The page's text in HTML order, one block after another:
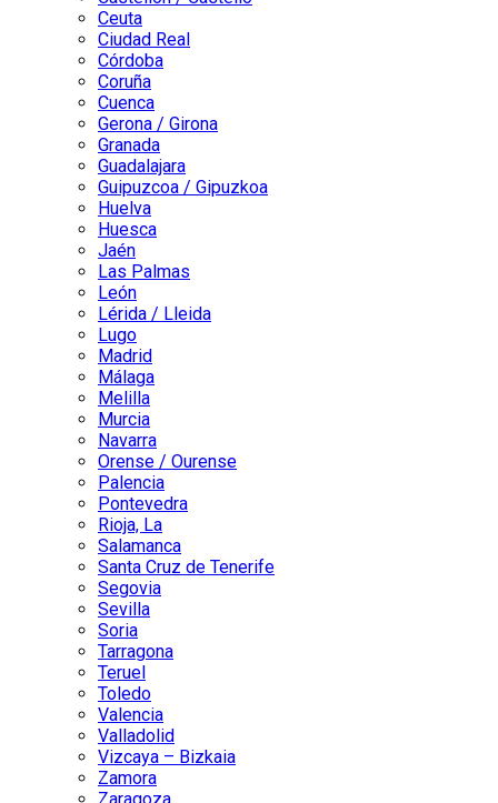
Ceuta
Ciudad Real
Córdoba
Coruña
Cuenca
Gerona / Girona
Granada
Guadalajara
Guipuzcoa / Gipuzkoa
Huelva
Huesca
Jaén
Las Palmas
León
Lérida / Lleida
Lugo
Madrid
Málaga
Melilla
Murcia
Navarra
Orense / Ourense
Palencia
Pontevedra
Rioja, La
Salamanca
Santa Cruz de Tenerife
Segovia
Sevilla
Soria
Tarragona
Teruel
Toledo
Valencia
Valladolid
Vizcaya – Bizkaia
Zamora